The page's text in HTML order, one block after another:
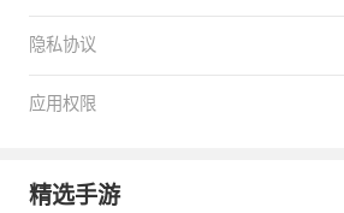
隐私协议
应用权限
精选手游